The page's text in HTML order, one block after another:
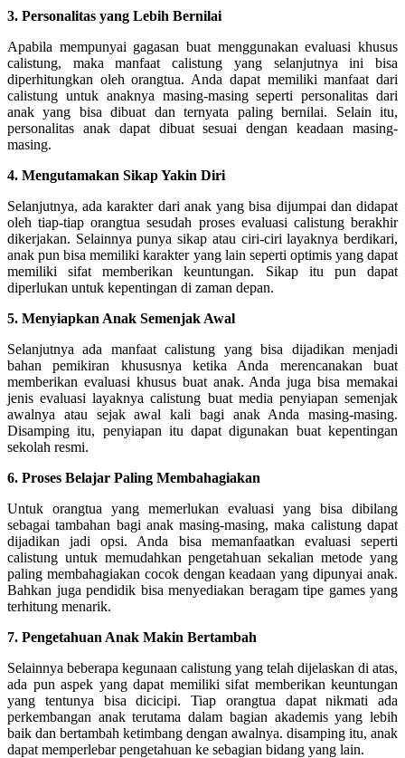
3. Personalitas yang Lebih Bernilai
Apabila mempunyai gagasan buat menggunakan evaluasi khusus
calistung, maka manfaat calistung yang selanjutnya ini bisa
diperhitungkan oleh orangtua. Anda dapat memiliki manfaat dari
calistung untuk anaknya masing-masing seperti personalitas dari
anak yang bisa dibuat dan ternyata paling bernilai. Selain itu,
personalitas anak dapat dibuat sesuai dengan keadaan masing-
masing.
4. Mengutamakan Sikap Yakin Diri
Selanjutnya, ada karakter dari anak yang bisa dijumpai dan didapat
oleh tiap-tiap orangtua sesudah proses evaluasi calistung berakhir
dikerjakan. Selainnya punya sikap atau ciri-ciri layaknya berdikari,
anak pun bisa memiliki karakter yang lain seperti optimis yang dapat
memiliki sifat memberikan keuntungan. Sikap itu pun dapat
diperlukan untuk kepentingan di zaman depan.
5. Menyiapkan Anak Semenjak Awal
Selanjutnya ada manfaat calistung yang bisa dijadikan menjadi
bahan pemikiran khususnya ketika Anda merencanakan buat
memberikan evaluasi khusus buat anak. Anda juga bisa memakai
jenis evaluasi layaknya calistung buat media penyiapan semenjak
awalnya atau sejak awal kali bagi anak Anda masing-masing.
Disamping itu, penyiapan itu dapat digunakan buat kepentingan
sekolah resmi.
6. Proses Belajar Paling Membahagiakan
Untuk orangtua yang memerlukan evaluasi yang bisa dibilang
sebagai tambahan bagi anak masing-masing, maka calistung dapat
dijadikan jadi opsi. Anda bisa memanfaatkan evaluasi seperti
calistung untuk memudahkan pengetahuan sekalian metode yang
paling membahagiakan cocok dengan keadaan yang dipunyai anak.
Bahkan juga pendidik bisa menyediakan beragam tipe games yang
terhitung menarik.
7. Pengetahuan Anak Makin Bertambah
Selainnya beberapa kegunaan calistung yang telah dijelaskan di atas,
ada pun aspek yang dapat memiliki sifat memberikan keuntungan
yang tentunya bisa dicicipi. Tiap orangtua dapat nikmati ada
perkembangan anak terutama dalam bagian akademis yang lebih
baik dan bertambah ketimbang dengan awalnya. disamping itu, anak
dapat memperlebar pengetahuan ke sebagian bidang yang lain.